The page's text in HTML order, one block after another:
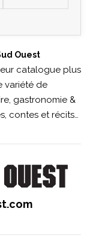
Ouest
catalogue plus
variété de
gastronomie &
contes et récits…